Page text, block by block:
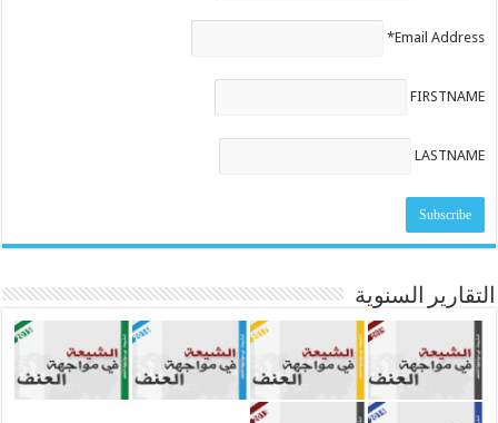
Email Address*
FIRSTNAME
LASTNAME
التقارير السنوية